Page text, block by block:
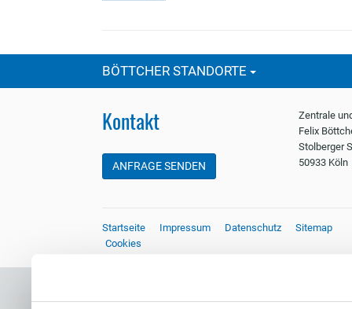
BÖTTCHER STANDORTE
Kontakt
ANFRAGE SENDEN
Zentrale
Felix
Stolberger
50933 Köln
Startseite Impressum Datenschutz
Sitemap
Cookies